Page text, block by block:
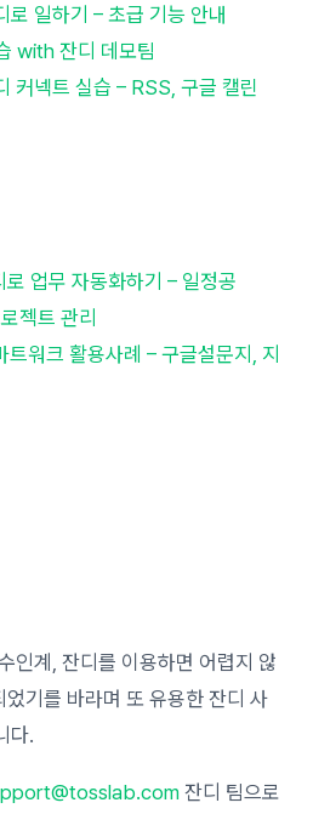
일하기 – 초급 기능 안내
with 잔디 데모팀
커넥트 실습 – RSS, 구글 캘린
업무 자동화하기 – 일정공
젝트 관리
워크 활용사례 – 구글설문지, 지
인계, 잔디를 이용하면 어렵지 않
기를 바라며 또 유용한 잔디 사
다.
잔디 팀으로